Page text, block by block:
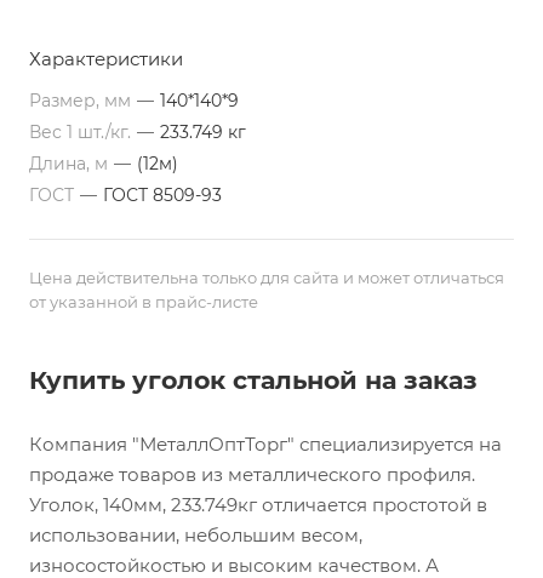
Характеристики
Размер, мм — 140*140*9
Вес 1 шт./кг. — 233.749 кг
Длина, м — (12м)
ГОСТ — ГОСТ 8509-93
Цена действительна только для сайта и может отличаться
от указанной в прайс-листе
Купить уголок стальной на заказ
Компания "МеталлОптТорг" специализируется на
продаже товаров из металлического профиля.
Уголок, 140мм, 233.749кг отличается простотой в
использовании, небольшим весом,
износостойкостью и высоким качеством. А